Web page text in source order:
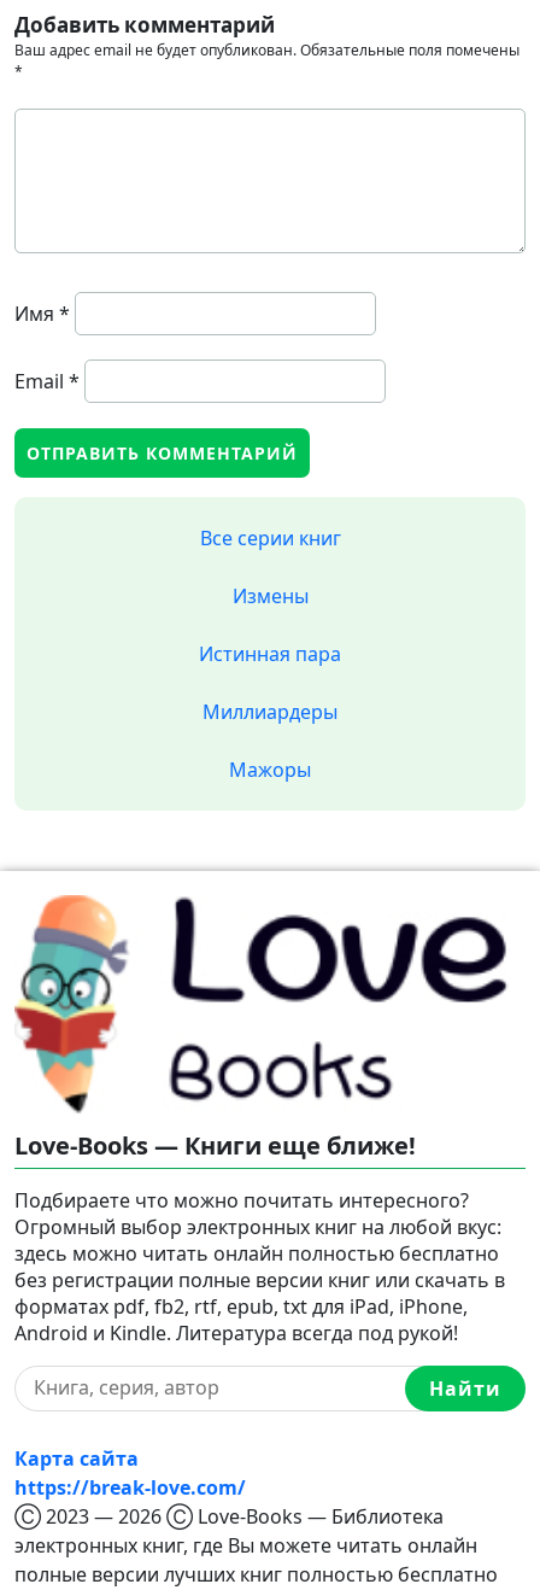
Добавить комментарий
Ваш адрес email не будет опубликован.Обязательные поля помечены
*
Имя *
Email *
Все серии книг
Измены
Истинная пара
Миллиардеры
Мажоры
Love-Books — Книги еще ближе!
Подбираете что можно почитать интересного?
Огромный выбор электронных книг на любой вкус:
здесь можно читать онлайн полностью бесплатно
без регистрации полные версии книг или скачать в
форматах pdf, fb2, rtf, epub, txt для iPad, iPhone,
Android и Kindle. Литература всегда под рукой!
Найти
Карта сайта
https://break-love.com/
Ⓒ 2023 — 2026 Ⓒ Love-Books — Библиотека
электронных книг, где Вы можете читать онлайн
полные версии лучших книг полностью бесплатно